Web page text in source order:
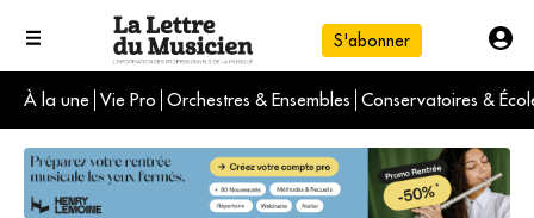
S'abonner
À la une Vie Pro Orchestres & Ensembles Conservatoires &
L'info du jour
Le numéro du mois
International